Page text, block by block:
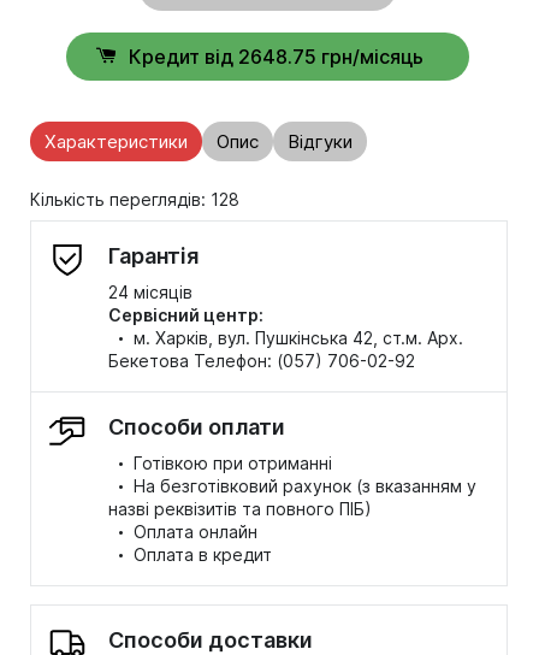
Кредит від 2648.75 грн/місяць
Характеристики Опис Відгуки
Кількість переглядів: 128
Гарантія
24 місяців
Сервісний центр:
· м. Харків, вул. Пушкінська 42, ст.м. Арх.
Бекетова Телефон: (057) 706-02-92
Способи оплати
· Готівкою при отриманні
· На безготівковий рахунок (з вказанням у
назві реквізитів та повного ПІБ)
· Оплата онлайн
· Оплата в кредит
Способи доставки